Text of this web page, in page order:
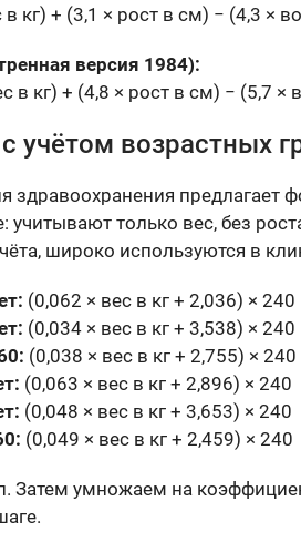
в кг) + (3,1 × рост в см) − (4,3 ×
версия 1984):
в кг) + (4,8 × рост в см) − (5,7 ×
возрастных
здравоохранения предлагает
учитывают только вес, без
широко используются в
(0,062 × вес в кг + 2,036) × 240
(0,034 × вес в кг + 3,538) × 240
(0,038 × вес в кг + 2,755) × 240
(0,063 × вес в кг + 2,896) × 240
(0,048 × вес в кг + 3,653) × 240
(0,049 × вес в кг + 2,459) × 240
Затем умножаем на